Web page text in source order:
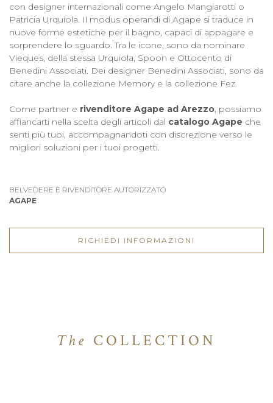
con designer internazionali come Angelo Mangiarotti o
Patricia Urquiola. Il modus operandi di Agape si traduce in
nuove forme estetiche per il bagno, capaci di appagare e
sorprendere lo sguardo. Tra le icone, sono da nominare
Vieques, della stessa Urquiola, Spoon e Ottocento di
Benedini Associati. Dei designer Benedini Associati, sono da
citare anche la collezione Memory e la collezione Fez.
Come partner e rivenditore Agape ad Arezzo, possiamo
affiancarti nella scelta degli articoli dal catalogo Agape che
senti più tuoi, accompagnandoti con discrezione verso le
migliori soluzioni per i tuoi progetti.
BELVEDERE È RIVENDITORE AUTORIZZATO
AGAPE
RICHIEDI INFORMAZIONI
The COLLECTION